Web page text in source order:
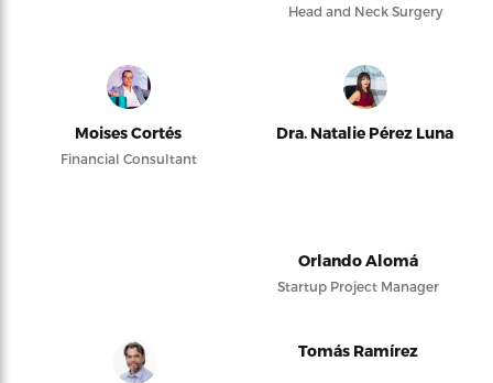
Head and Neck Surgery
Moises Cortés
Financial Consultant
Dra. Natalie Pérez Luna
Orlando Alomá
Startup Project Manager
Tomás Ramírez